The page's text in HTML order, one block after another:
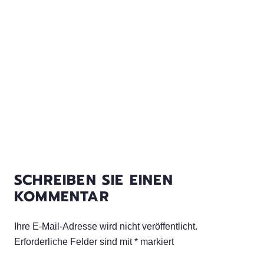
SCHREIBEN SIE EINEN
KOMMENTAR
Ihre E-Mail-Adresse wird nicht veröffentlicht.
Erforderliche Felder sind mit* markiert